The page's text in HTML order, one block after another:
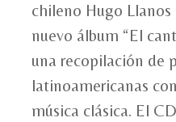
chileno Hugo
nuevo álbum “El
una recopilación de
latinoamericanas
música clásica. El